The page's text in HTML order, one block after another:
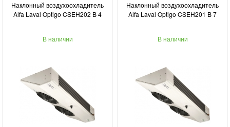
Наклонный воздухоохладитель
Alfa Laval Optigo CSEH202 B 4
В наличии
Наклонный воздухоохладитель
Alfa Laval Optigo CSEH201 B 7
В наличии